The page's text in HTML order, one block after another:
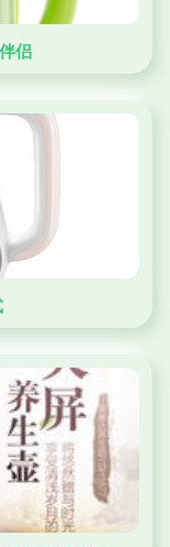
侣